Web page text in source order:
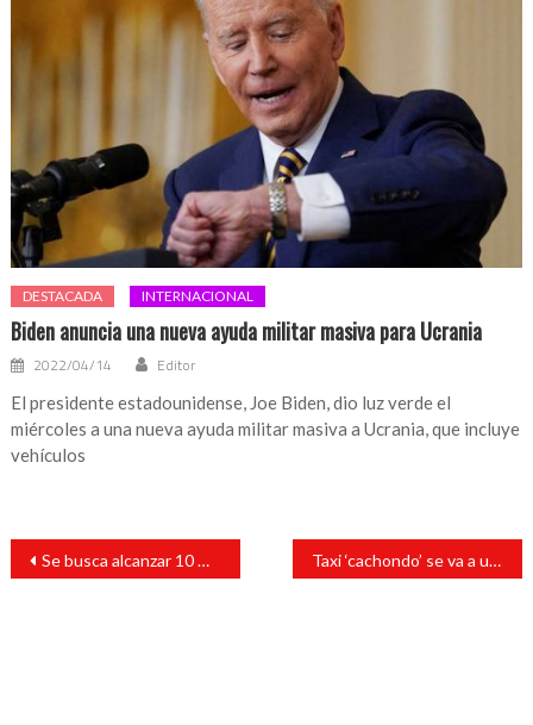
DESTACADA INTERNACIONAL
Biden anuncia una nueva ayuda militar masiva para Ucrania
2022/04/14 Editor
El presidente estadounidense, Joe Biden, dio luz verde el
miércoles a una nueva ayuda militar masiva a Ucrania, que incluye
vehículos
Navegación
entradas
Se busca alcanzar 10 mil policías estatales al término del gobierno: Nahle Taxi ‘cachondo’ se va a un barranco en Tuxtepec y lo abandonan